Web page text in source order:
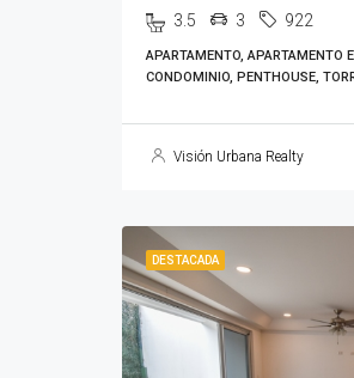
3.5 3 922
APARTAMENTO, APARTAMENTO
CONDOMINIO, PENTHOUSE,
Visión Urbana Realty
DESTACADA